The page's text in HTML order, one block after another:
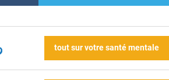
tout sur votre santé mentale